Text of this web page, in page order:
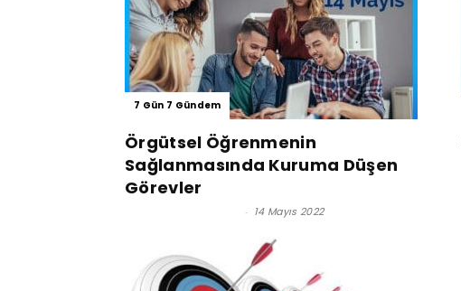
7 Gün 7 Gündem
Örgütsel Öğrenmenin
Sağlanmasında Kuruma Düşen
Görevler
- 14 Mayıs 2022